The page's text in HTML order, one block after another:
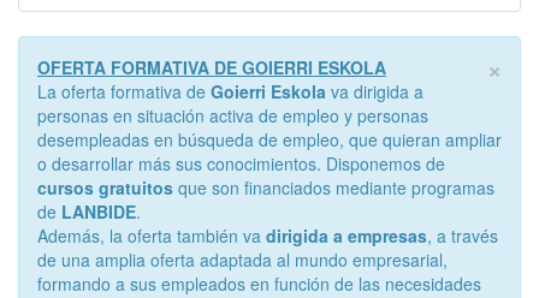
×
OFERTA FORMATIVA DE GOIERRI ESKOLA
La oferta formativa de Goierri Eskola va dirigida a
personas en situación activa de empleo y personas
desempleadas en búsqueda de empleo, que quieran ampliar
o desarrollar más sus conocimientos. Disponemos de
cursos gratuitos que son financiados mediante programas
de LANBIDE.
Además, la oferta también va dirigida a empresas, a través
de una amplia oferta adaptada al mundo empresarial,
formando a sus empleados en función de las necesidades